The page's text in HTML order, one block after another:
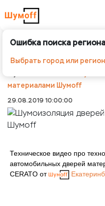
Ошибка поиска
Выбрать город или регион
Шумоизоляция
материалами Шумoff
материалами Шумoff
29.08.2019 10:00:00
Техническое видео про
автомобильных дверей
CERATO от